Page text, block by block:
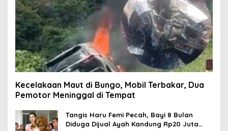
Kecelakaan Maut di Bungo, Mobil Terbakar, Dua
Pemotor Meninggal di Tempat
Tangis Haru Femi Pecah, Bayi 8 Bulan
Diduga Dijual Ayah Kandung Rp20 Juta